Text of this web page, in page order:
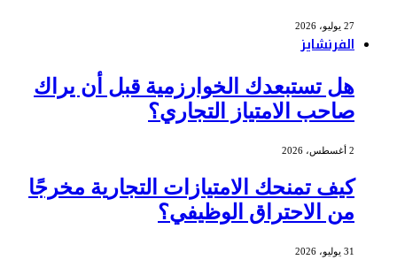
27 يوليو، 2026
الفرنشايز
هل تستبعدك الخوارزمية قبل أن يراك
صاحب الامتياز التجاري؟
2 أغسطس، 2026
كيف تمنحك الامتيازات التجارية مخرجًا
من الاحتراق الوظيفي؟
31 يوليو، 2026